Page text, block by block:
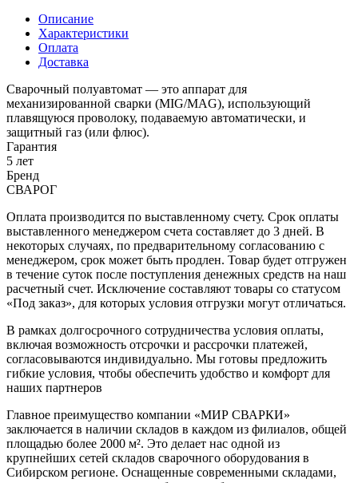
Описание
Характеристики
Оплата
Доставка
Сварочный полуавтомат — это аппарат для
механизированной сварки (MIG/MAG), использующий
плавящуюся проволоку, подаваемую автоматически, и
защитный газ (или флюс).
Гарантия
5 лет
Бренд
СВАРОГ
Оплата производится по выставленному счету. Срок оплаты
выставленного менеджером счета составляет до 3 дней. В
некоторых случаях, по предварительному согласованию с
менеджером, срок может быть продлен. Товар будет отгружен
в течение суток после поступления денежных средств на наш
расчетный счет. Исключение составляют товары со статусом
«Под заказ», для которых условия отгрузки могут отличаться.
В рамках долгосрочного сотрудничества условия оплаты,
включая возможность отсрочки и рассрочки платежей,
согласовываются индивидуально. Мы готовы предложить
гибкие условия, чтобы обеспечить удобство и комфорт для
наших партнеров
Главное преимущество компании «МИР СВАРКИ»
заключается в наличии складов в каждом из филиалов, общей
площадью более 2000 м². Это делает нас одной из
крупнейших сетей складов сварочного оборудования в
Сибирском регионе. Оснащенные современными складами,